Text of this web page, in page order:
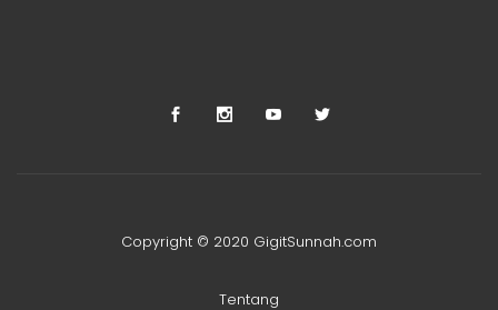
Copyright © 2020 GigitSunnah.com
Tentang